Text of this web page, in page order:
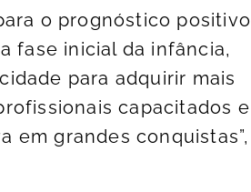
o prognóstico positivo
fase inicial da infância,
para adquirir mais
capacitados e
em grandes conquistas”,